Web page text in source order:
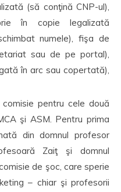
(să conţină CNP-ul),
în copie legalizată
numele), fişa de
sau de pe portal),
în arc sau copertată),
pentru cele două
şi ASM. Pentru prima
din domnul profesor
Zaiţ şi domnul
de şoc, care sperie
– chiar şi profesorii